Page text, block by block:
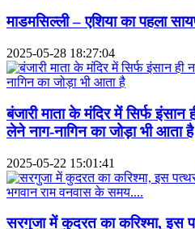
माडमसिल्ली – एशिया का पहला
2025-05-28 18:27:04
बंजारी माता के मंदिर में सिर्फ इंसान
लेने नाग-नागिन का जोड़ा भी आता है
2025-05-22 15:01:41
सरगुजा में कुदरत का करिश्मा,